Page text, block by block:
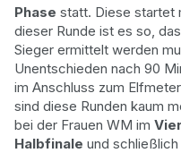
Phase statt. Diese startet
dieser Runde ist es so,
Sieger ermittelt werden
Unentschieden nach 90
im Anschluss zum
sind diese Runden kaum
bei der Frauen WM im
Halbfinale und